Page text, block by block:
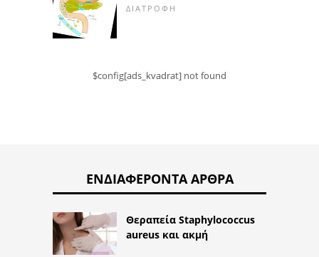
ΔΙΑΤΡΟΦΉ
$config[ads_kvadrat] not found
ΕΝΔΙΑΦΈΡΟΝΤΑ ΆΡΘΡΑ
Θεραπεία Staphylococcus
aureus και ακμή